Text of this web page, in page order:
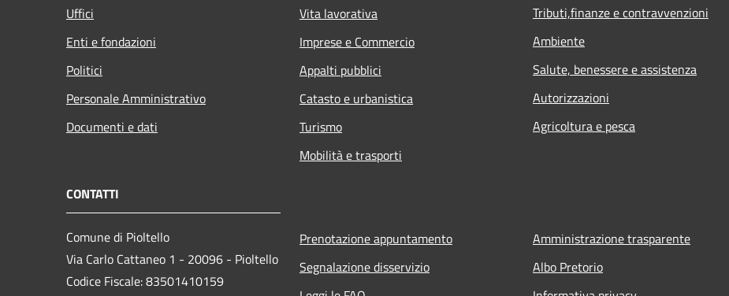
Uffici
Enti e fondazioni
Politici
Personale Amministrativo
Documenti e dati
Vita lavorativa
Imprese e Commercio
Appalti pubblici
Catasto e urbanistica
Turismo
Mobilità e trasporti
Tributi,finanze e contravvenzioni
Ambiente
Salute, benessere e assistenza
Autorizzazioni
Agricoltura e pesca
CONTATTI
Comune di Pioltello
Via Carlo Cattaneo 1 - 20096 - Pioltello
Codice Fiscale: 83501410159
Prenotazione appuntamento
Segnalazione disservizio
Amministrazione trasparente
Albo Pretorio